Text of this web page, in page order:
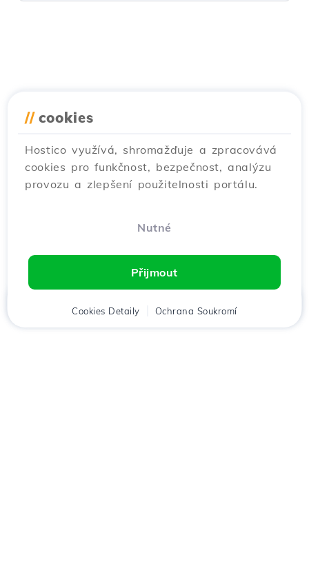
// cookies
Hostico využívá, shromažďuje a zpracovává
cookies pro funkčnost, bezpečnost, analýzu
provozu a zlepšení použitelnosti portálu.
Nutné
Přijmout
Cookies Detaily Ochrana Soukromí
Klient Košík Chat